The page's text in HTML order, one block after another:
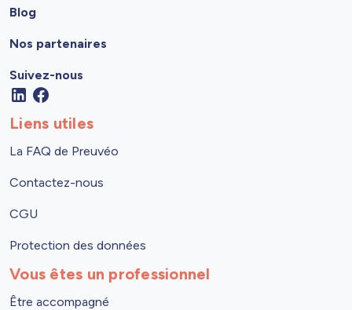
Blog
Nos partenaires
Suivez-nous
Liens utiles
La FAQ de Preuvéo
Contactez-nous
CGU
Protection des données
Vous êtes un professionnel
Être accompagné